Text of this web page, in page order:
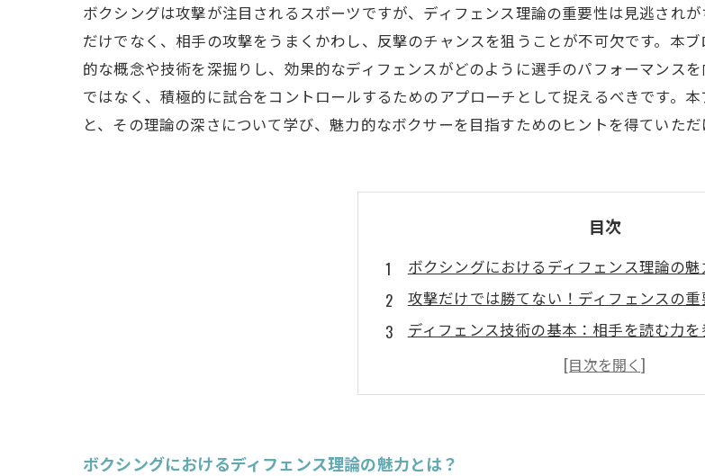
ボクシングは攻撃が注目されるスポーツですが、ディフェンス理論の重要性は見逃され
だけでなく、相手の攻撃をうまくかわし、反撃のチャンスを狙うことが不可欠です。本
的な概念や技術を深掘りし、効果的なディフェンスがどのように選手のパフォーマンス
ではなく、積極的に試合をコントロールするためのアプローチとして捉えるべきです。
と、その理論の深さについて学び、魅力的なボクサーを目指すためのヒントを得ていただ
目次
ボクシングにおけるディフェンス理論の魅
攻撃だけでは勝てない！ディフェンスの
ディフェンス技術の基本：相手を読む力を
試合を制するための反撃チャンスを見逃す
試合を支配するディフェンスの積極性とは
魅力的なボクサーになるために、ディフェ
ボクシングにおけるディフェンス理論の魅力とは？